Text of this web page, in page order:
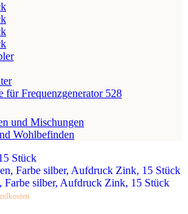
für Frequenzgenerator 528
und Mischungen
Wohlbefinden
Stück
Farbe silber, Aufdruck Zink, 15 Stück